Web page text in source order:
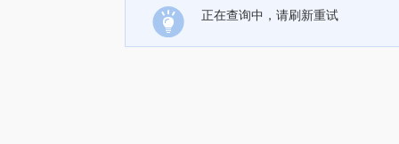
正在查询中，请刷新重试